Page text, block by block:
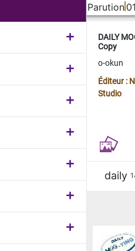
Parution
DAILY
Copy
o-okun
Éditeur :
Studio
daily